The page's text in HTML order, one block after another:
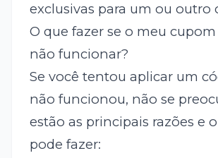
exclusivas para um ou outro
O que fazer se o meu
não funcionar?
Se você tentou aplicar um
não funcionou, não se
estão as principais razões e
pode fazer: